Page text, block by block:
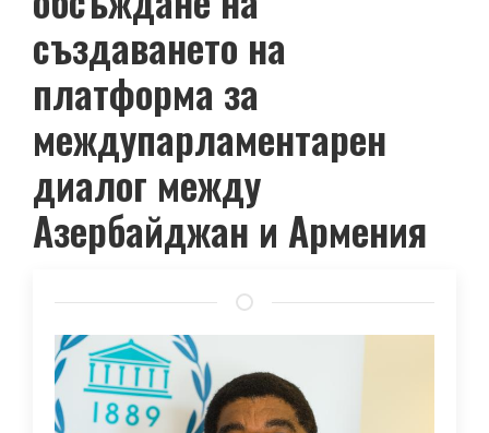
създаването на
платформа за
междупарламентарен
диалог между
Азербайджан и Армения